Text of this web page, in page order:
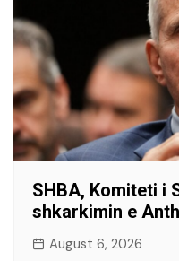
SHBA, Komiteti i
shkarkimin e
August 6, 2026